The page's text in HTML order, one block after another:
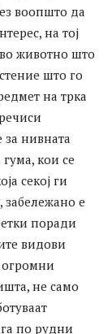
воопшто да
на тој
животно што
што го
на трка
за нивната
кои се
секој ги
забележано е
поради
видови
огромни
не само
по рудни